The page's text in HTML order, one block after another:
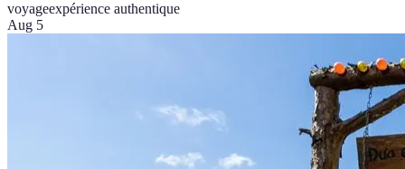
voyageexpérience authentique
Aug 5